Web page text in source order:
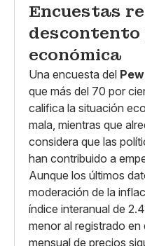
Encuestas
económica
Una encuesta del
que más del 70 por
califica la situación
mala, mientras que
considera que las
han contribuido a
Aunque los últimos
moderación de la
índice interanual de
menor al registrado
mensual de precios